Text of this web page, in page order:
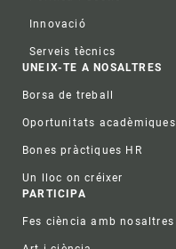
Innovació
Serveis tècnics
UNEIX-TE A NOSALTRES
Borsa de treball
Oportunitats acadèmiques
Bones pràctiques HR
Un lloc on créixer
PARTICIPA
Fes ciència amb nosaltres